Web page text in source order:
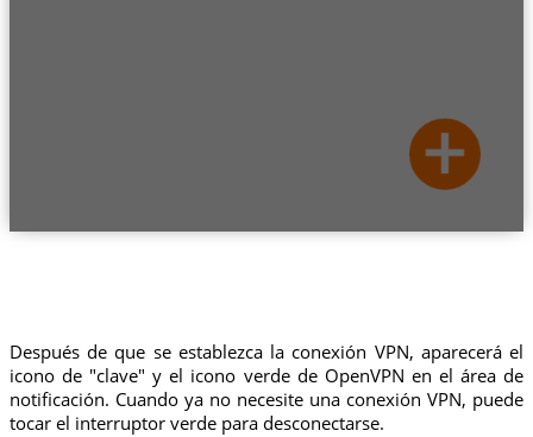
Después de que se establezca la conexión VPN, aparecerá el
icono de "clave" y el icono verde de OpenVPN en el área de
notificación. Cuando ya no necesite una conexión VPN, puede
tocar el interruptor verde para desconectarse.